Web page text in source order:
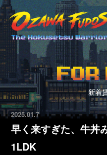
FOR
新着
2025.01.7
早く来すぎた、牛丼
1LDK